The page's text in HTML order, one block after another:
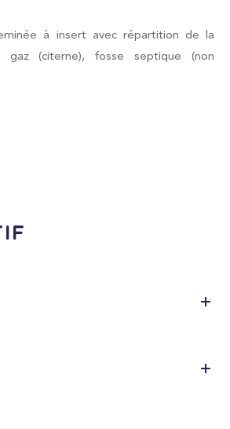
à insert avec répartition de la
(citerne), fosse septique (non